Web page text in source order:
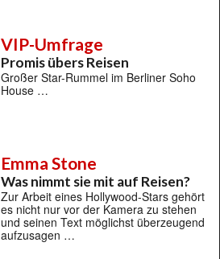
VIP-Umfrage
Promis übers Reisen
Großer Star-Rummel im Berliner Soho
House …
Emma Stone
Was nimmt sie mit auf Reisen?
Zur Arbeit eines Hollywood-Stars gehört
es nicht nur vor der Kamera zu stehen
und seinen Text möglichst überzeugend
aufzusagen …